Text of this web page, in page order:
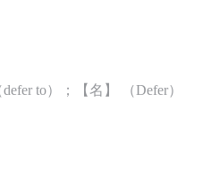
to）；【名】 （Defer）